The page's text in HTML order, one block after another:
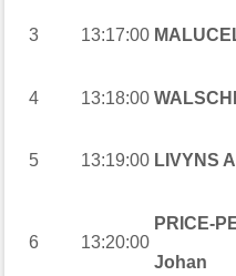
3 13:17:00
4 13:18:00
5 13:19:00 LIVYNS
6 13:20:00
PRICE-
Johan